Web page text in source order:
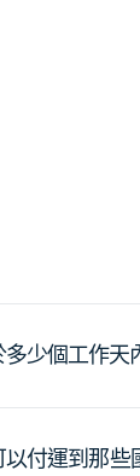
少個工作天
付運到那